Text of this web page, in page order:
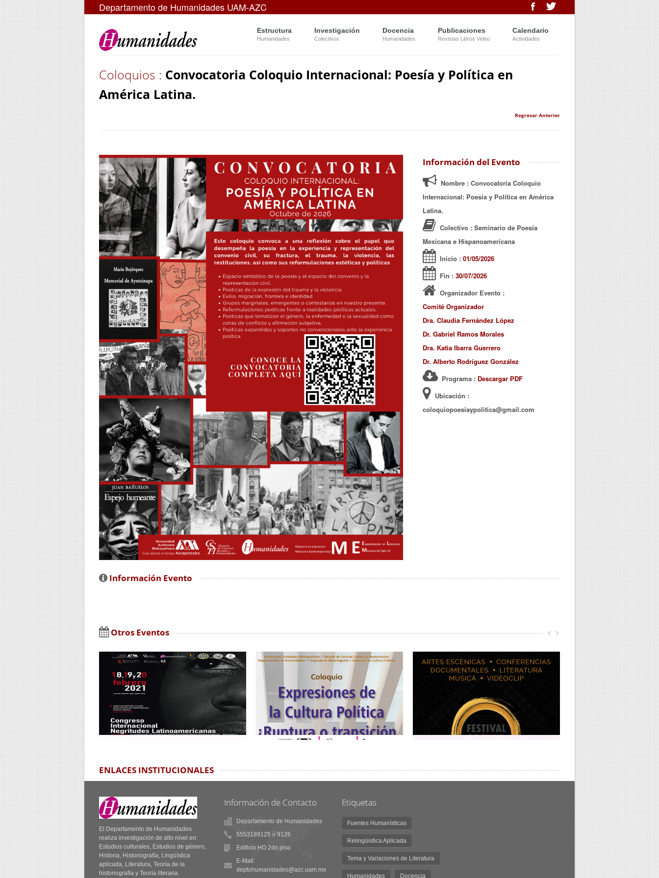
Departamento de Humanidades UAM-AZC
Estructura
Humanidades
Investigación
Colectivos
Docencia
Humanidades
Publicaciones
Revistas Libros Video
Calendario
Actividades
Coloquios : Convocatoria Coloquio Internacional: Poesía y Política en
América Latina.
Regresar Anterior
Información del Evento
Nombre : Convocatoria Coloquio
Internacional: Poesía y Política en América
Latina.
Colectivo : Seminario de Poesía
Mexicana e Hispanoamericana
Inicio : 01/05/2026
Fin : 30/07/2026
Organizador Evento :
Comité Organizador
Dra. Claudia Fernández López
Dr. Gabriel Ramos Morales
Dra. Katia Ibarra Guerrero
Dr. Alberto Rodríguez González
Programa : Descargar PDF
Ubicación :
coloquiopoesiaypolitica@gmail.com
Información Evento
Otros Eventos
ENLACES INSTITUCIONALES
El Departamento de Humanidades
realiza investigación de alto nivel en:
Estudios culturales, Estudios de género,
Historia, Historiografía, Lingüística
aplicada, Literatura, Teoría de la
historiografía y Teoría literaria.
Información de Contacto
Departamento de Humanidades
5553189125 o 9126
Edificio HO 2do piso
E-Mail:
deptohumanidades@azc.uam.mx
Etiquetas
Fuentes Humanísticas
Relingüistica Aplicada
Tema y Variaciones de Literatura
Humanidades Docencia